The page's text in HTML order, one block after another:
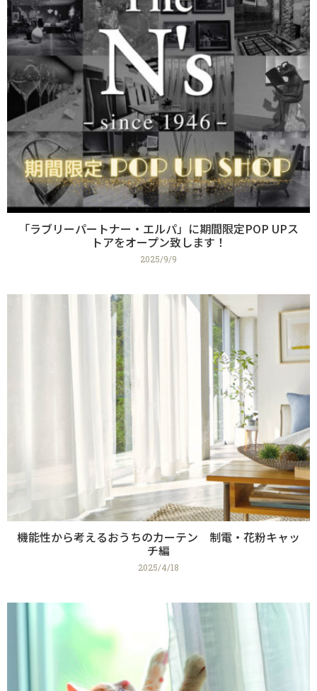
「ラブリーパートナー・エルパ」に期間限定POP UPス
トアをオープン致します！
2025/9/9
機能性から考えるおうちのカーテン 制電・花粉キャッ
チ編
2025/4/18